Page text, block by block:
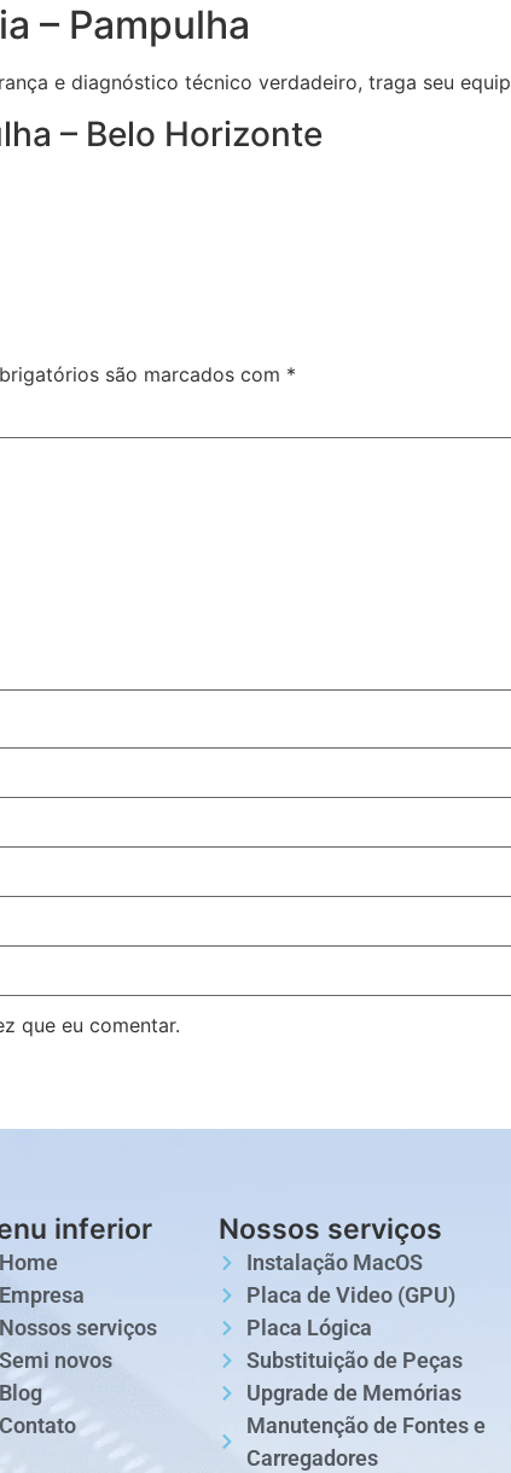
– Pampulha
e diagnóstico técnico verdadeiro, traga seu
– Belo Horizonte
são marcados com *
que eu comentar.
inferior
Home
Empresa
Nossos serviços
Semi novos
Blog
Contato
Nossos serviços
Instalação MacOS
Placa de Video (GPU)
Placa Lógica
Substituição de Peças
Upgrade de Memórias
Manutenção de Fontes e
Carregadores